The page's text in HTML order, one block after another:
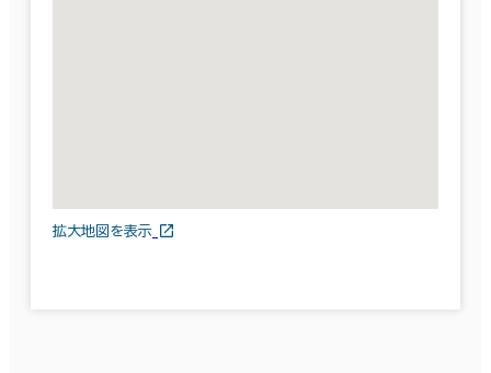
拡大地図を表示